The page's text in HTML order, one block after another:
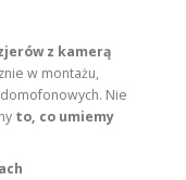
z kamerą
w montażu,
Nie
to, co umiemy